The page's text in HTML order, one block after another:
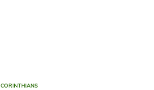
CORINTHIANS